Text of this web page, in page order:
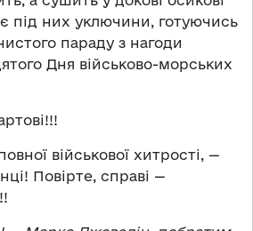
під них уключини, готуючись
параду з нагоди
Дня військово-морських
військової хитрості, —
Повірте, справі —